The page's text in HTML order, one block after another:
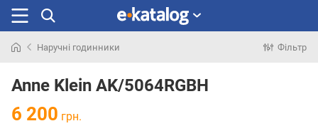
раніше
Наручні годинники Фільтр
Anne Klein AK/5064RGBH
6 200 грн.